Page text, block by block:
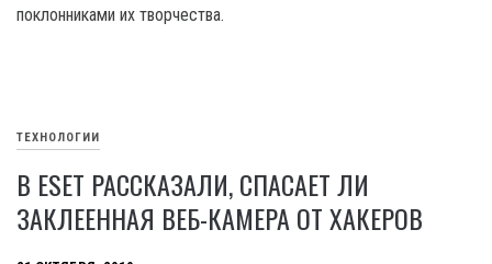
поклонниками их творчества.
ТЕХНОЛОГИИ
В ESET РАССКАЗАЛИ, СПАСАЕТ ЛИ
ЗАКЛЕЕННАЯ ВЕБ-КАМЕРА ОТ ХАКЕРОВ